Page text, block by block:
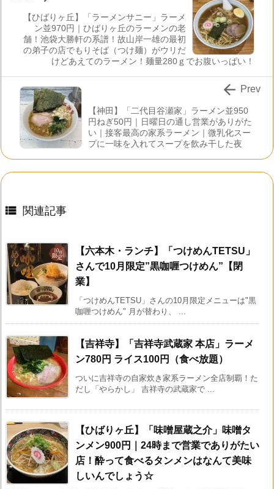
【ひばりヶ丘】「ラーメンサニー」ラーメ
ン並970円｜ひばりヶ丘のラーメンの老
舗！池袋大勝軒の系譜！故山岸一雄の最初
の弟子の店でもりそば（つけ麺）がウリだ
けどあえてのラーメン！麺量280ｇでお腹いっぱい！
【神田】「二代目谷瀬家」ラーメン並950
円ねぎ50円｜日曜日の通し営業がありがた
い｜接客最高の家系ラーメン｜微乳化スー
プに一味を入れてスープを飲み干した夜
 Prev
 関連記事
【六本木・ランチ】「つけめんTETSU」
さんで10月限定”黒咖喱つけめん”【閉
業】
「つけめんTETSU」さんの10月限定メニューは"黒
咖喱つけめん" 月が替わり、 ...
【吉祥寺】「吉祥寺武蔵家 本店」ラーメ
ン780円 ライス100円（食べ放題）
ついに吉祥寺の自家炊き家系ラーメン全店制覇！た
だし「やらかし」 吉祥寺の武蔵家で ...
【ひばりヶ丘】「味噌屋蔵之介」味噌タ
ンメン900円｜24時まで営業でありがたい
店！酔って食べるタンメンはなんて美味
しいんでしょう☆